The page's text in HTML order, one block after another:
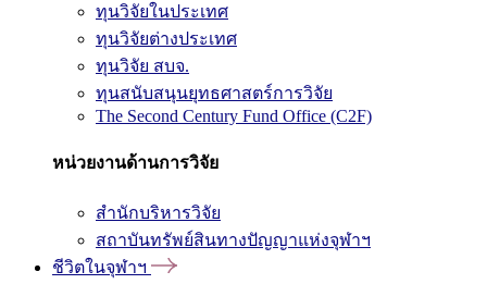
ทุนวิจัยในประเทศ
ทุนวิจัยต่างประเทศ
ทุนวิจัย สบจ.
ทุนสนับสนุนยุทธศาสตร์การวิจัย
The Second Century Fund Office (C2F)
หน่วยงานด้านการวิจัย
สำนักบริหารวิจัย
สถาบันทรัพย์สินทางปัญญาแห่งจุฬาฯ
ชีวิตในจุฬาฯ